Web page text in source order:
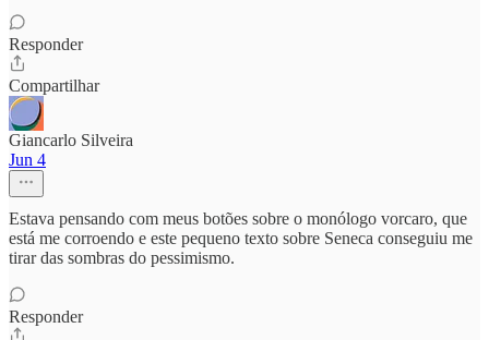
Responder
Compartilhar
Giancarlo Silveira
Jun 4
Estava pensando com meus botões sobre o monólogo vorcaro, que
está me corroendo e este pequeno texto sobre Seneca conseguiu me
tirar das sombras do pessimismo.
Responder